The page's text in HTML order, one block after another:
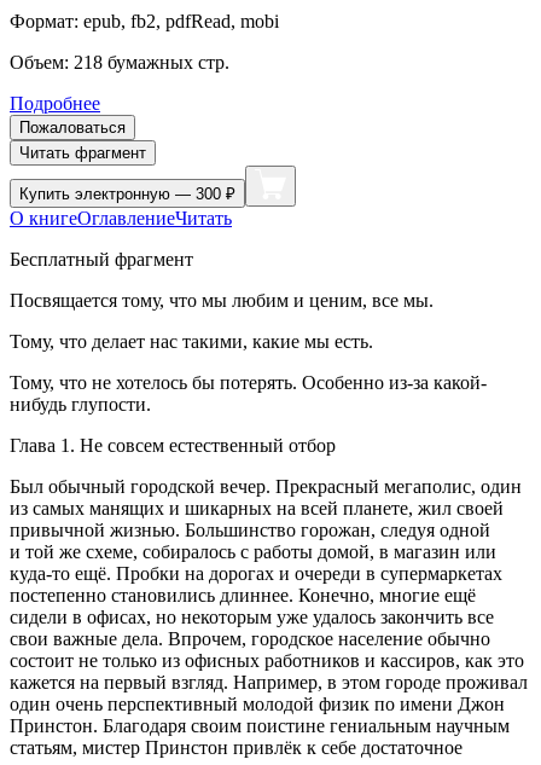
Формат: epub, fb2, pdfRead, mobi
Объем: 218 бумажных стр.
Подробнее
Пожаловаться
Читать фрагмент
Купить электронную — 300 ₽
О книгеОглавлениеЧитать
Бесплатный фрагмент
Посвящается тому, что мы любим и ценим, все мы.
Тому, что делает нас такими, какие мы есть.
Тому, что не хотелось бы потерять. Особенно из-за какой-
нибудь глупости.
Глава 1. Не совсем естественный отбор
Был обычный городской вечер. Прекрасный мегаполис, один
из самых манящих и шикарных на всей планете, жил своей
привычной жизнью. Большинство горожан, следуя одной
и той же схеме, собиралось с работы домой, в магазин или
куда-то ещё. Пробки на дорогах и очереди в супермаркетах
постепенно становились длиннее. Конечно, многие ещё
сидели в офисах, но некоторым уже удалось закончить все
свои важные дела. Впрочем, городское население обычно
состоит не только из офисных работников и кассиров, как это
кажется на первый взгляд. Например, в этом городе проживал
один очень перспективный молодой физик по имени Джон
Принстон. Благодаря своим поистине гениальным научным
статьям, мистер Принстон привлёк к себе достаточное